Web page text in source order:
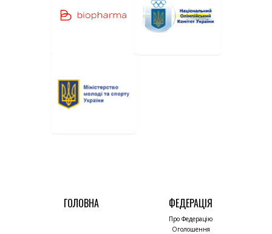
ГОЛОВНА ФЕДЕРАЦІЯ
Про Федерацію
Оголошення